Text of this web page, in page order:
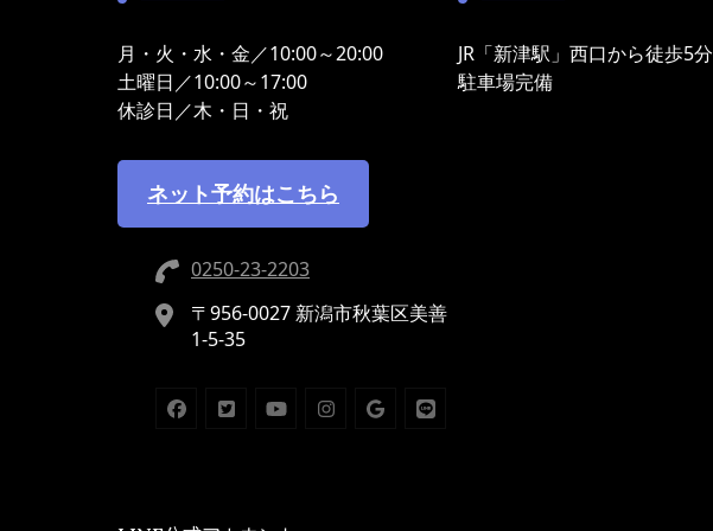
月・火・水・金／10:00～20:00
土曜日／10:00～17:00
休診日／木・日・祝
ネット予約はこちら
0250-23-2203
〒956-0027 新潟市秋葉区美善
1-5-35
JR「新津駅」西口から徒歩5分
駐車場完備